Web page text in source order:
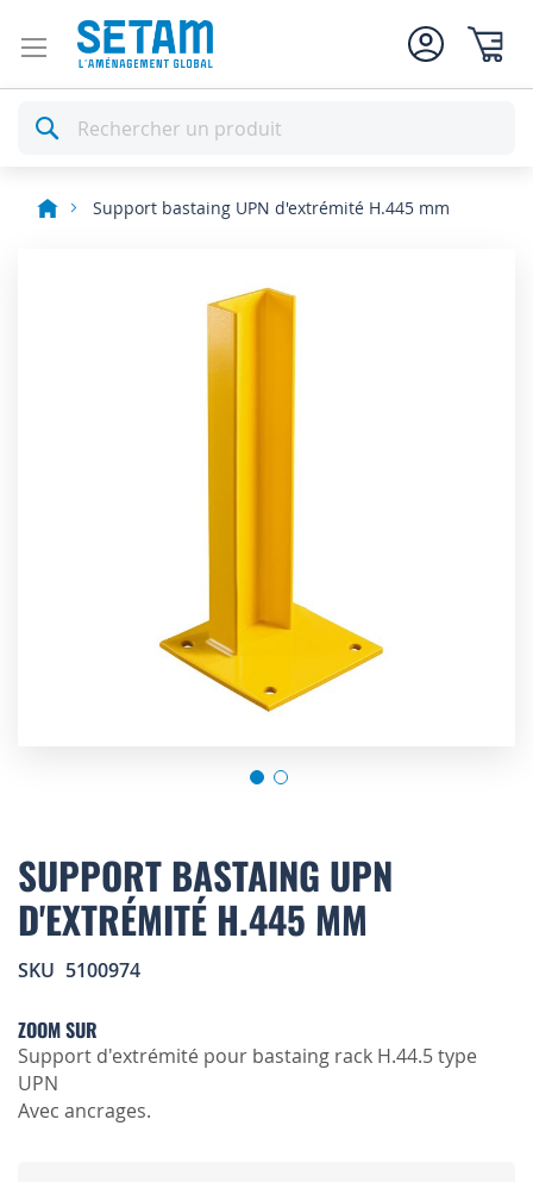
Rechercher
Support bastaing UPN d'extrémité H.445 mm
to
the
beginning
of
images
SUPPORT BASTAING UPN
D'EXTRÉMITÉ H.445 MM
SKU 5100974
ZOOM SUR
Support d'extrémité pour bastaing rack H.44.5 type
UPN
Avec ancrages.